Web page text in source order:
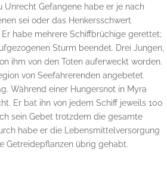
Unrecht Gefangene habe er je nach
sei oder das Henkersschwert
habe mehrere Schiffbrüchige gerettet;
Sturm beendet. Drei Jungen,
ihm von den Toten auferweckt worden.
von Seefahrerenden angebetet
Während einer Hungersnot in Myra
Er bat ihn von jedem Schiff jeweils 100
sein Gebet trotzdem die gesamte
habe er die Lebensmittelversorgung
Getreidepflanzen übrig gehabt.